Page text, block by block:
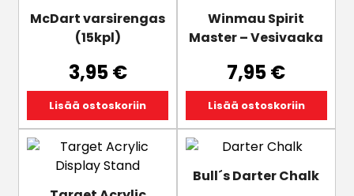
McDart varsirengas
(15kpl)
3,95€
Lisää ostoskoriin
Winmau Spirit
Master – Vesivaaka
7,95€
Lisää ostoskoriin
Bull´s Darter Chalk